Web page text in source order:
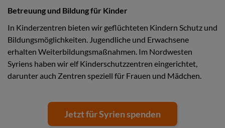
Betreuung und Bildung für Kinder
In Kinderzentren bieten wir geflüchteten Kindern Schutz und
Bildungsmöglichkeiten. Jugendliche und Erwachsene
erhalten Weiterbildungsmaßnahmen. Im Nordwesten
Syriens haben wir elf Kinderschutzzentren eingerichtet,
darunter auch Zentren speziell für Frauen und Mädchen.
Jetzt für Syrien spenden